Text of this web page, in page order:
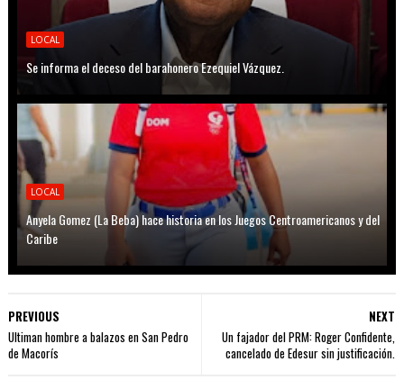
LOCAL
Se informa el deceso del barahonero Ezequiel Vázquez.
LOCAL
Anyela Gomez (La Beba) hace historia en los Juegos Centroamericanos y del
Caribe
NEXT
Un fajador del PRM: Roger Confidente,
cancelado de Edesur sin justificación.
PREVIOUS
Ultiman hombre a balazos en San Pedro
de Macorís